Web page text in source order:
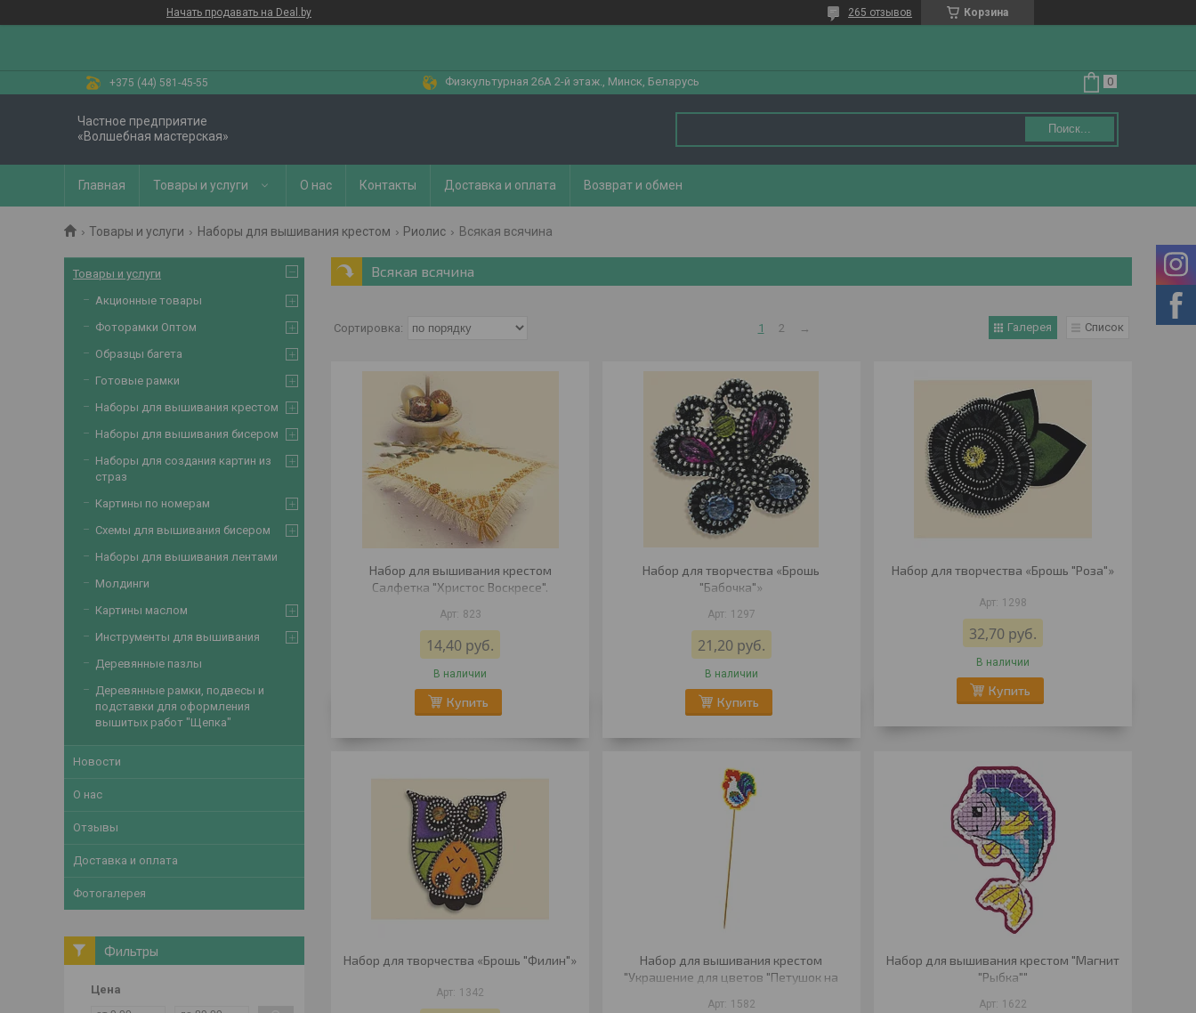
Начать продавать на Deal.by Корзина
265 отзывов
+375 (44) 581-45-55 Физкультурная 26А 2-й этаж., Минск, Беларусь
Частное предприятие
«Волшебная мастерская»
Поиск...
Главная Товары и услуги О нас Контакты Доставка и оплата Возврат и обмен
Товары и услуги Наборы для вышивания крестом Риолис Всякая всячина
Всякая всячина
1 2 → Галерея Список
Набор для вышивания крестом
Салфетка "Христос Воскресе".
823
14,40 руб.
В наличии
Купить
Набор для творчества «Брошь
"Бабочка"»
1297
21,20 руб.
В наличии
Купить
Набор для творчества «Брошь "Роза"»
1298
32,70 руб.
В наличии
Купить
Набор для творчества «Брошь "Филин"»
1342
Набор для вышивания крестом
"Украшение для цветов "Петушок на
1582
Набор для вышивания крестом "Магнит
"Рыбка""
1622
Товары и услуги
Акционные товары
Фоторамки Оптом
Образцы багета
Готовые рамки
Наборы для вышивания крестом
Наборы для вышивания бисером
Наборы для создания картин из
страз
Картины по номерам
Схемы для вышивания бисером
Наборы для вышивания лентами
Молдинги
Картины маслом
Инструменты для вышивания
Деревянные пазлы
Деревянные рамки, подвесы и
подставки для оформления
вышитых работ "Щепка"
Новости
О нас
Отзывы
Доставка и оплата
Фотогалерея
Фильтры
Цена